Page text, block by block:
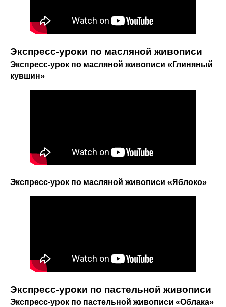
Экспресс-уроки по масляной живописи
Экспресс-урок по масляной живописи «Глиняный
кувшин»
Экспресс-урок по масляной живописи «Яблоко»
Экспресс-уроки по пастельной живописи
Экспресс-урок по пастельной живописи «Облака»